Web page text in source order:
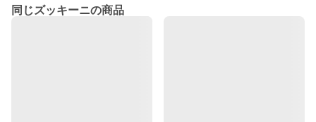
同じズッキーニの商品